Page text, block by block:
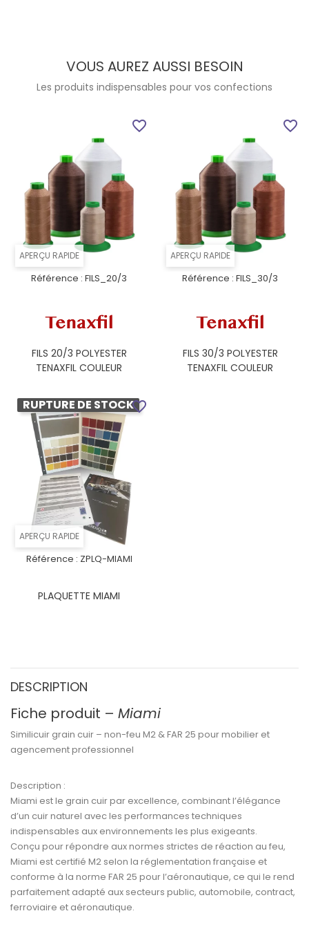
VOUS AUREZ AUSSI BESOIN
Les produits indispensables pour vos confections
APERÇU RAPIDE
Référence : FILS_20/3
FILS 20/3 POLYESTER
TENAXFIL COULEUR
favorite_border
APERÇU RAPIDE
Référence : FILS_30/3
FILS 30/3 POLYESTER
TENAXFIL COULEUR
favorite_border
APERÇU RAPIDE
RUPTURE DE STOCK
Référence : ZPLQ-MIAMI
PLAQUETTE MIAMI
favorite_border
DESCRIPTION
Fiche produit – Miami
Similicuir grain cuir – non-feu M2 & FAR 25 pour mobilier et
agencement professionnel
Description :
Miami est le grain cuir par excellence, combinant l’élégance
d’un cuir naturel avec les performances techniques
indispensables aux environnements les plus exigeants.
Conçu pour répondre auxnormes strictes de réaction au feu,
Miami est certifié M2 selon la réglementation française et
conforme à la norme FAR 25 pour l’aéronautique, ce qui le rend
parfaitement adapté aux secteurs public, automobile, contract,
ferroviaire et aéronautique.